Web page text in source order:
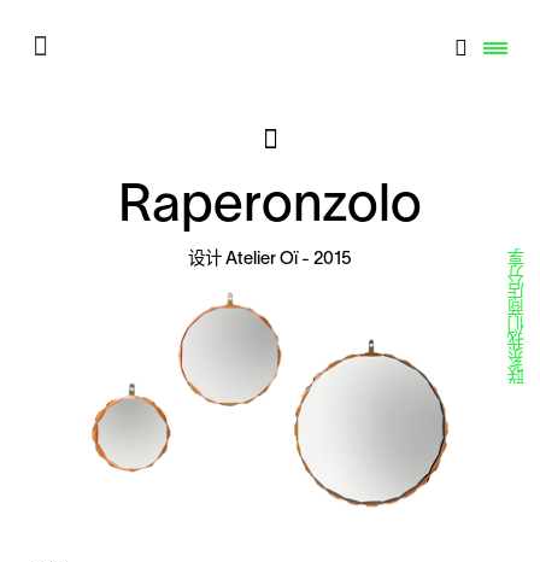
Raperonzolo
设计 Atelier Oï - 2015
分享
商店
联系我们